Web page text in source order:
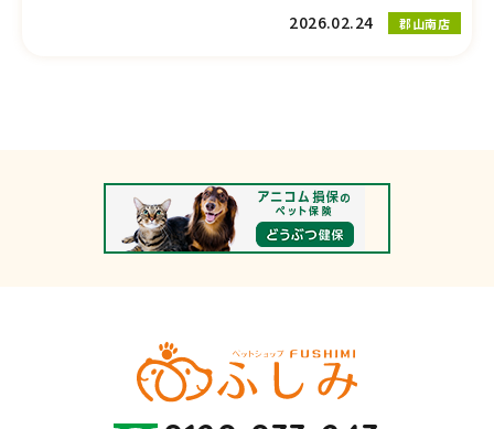
2026.02.24
郡山南店